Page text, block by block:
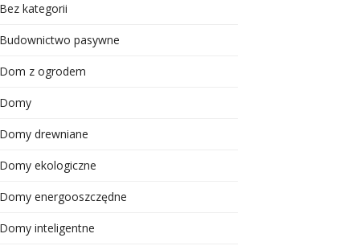
Bez kategorii
Budownictwo pasywne
Dom z ogrodem
Domy
Domy drewniane
Domy ekologiczne
Domy energooszczędne
Domy inteligentne